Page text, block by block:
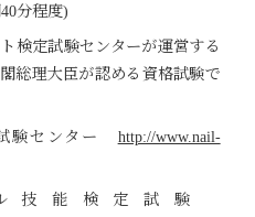
分程度)
検定試験センターが運営する
総理大臣が認める資格試験で
験センター http://www.nail-
技能検定試験